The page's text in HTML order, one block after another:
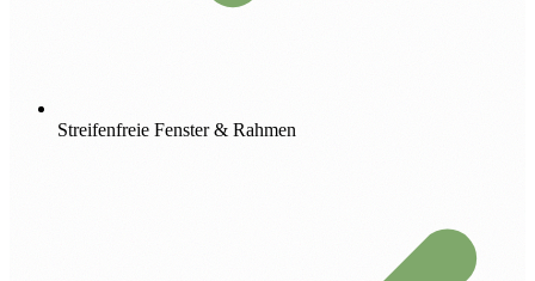
Streifenfreie Fenster & Rahmen